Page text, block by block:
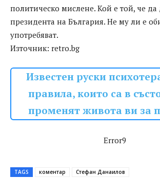
политическо мислене. Кой е той, че да
президента на България. Не му ли е
употребяват.
Източник: retro.bg
Известен руски
правила, които са в
променят живота ви за
Error9
TAGS коментар Стефан Данаилов